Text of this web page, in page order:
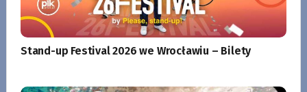
Stand-up Festival 2026 we Wrocławiu – Bilety